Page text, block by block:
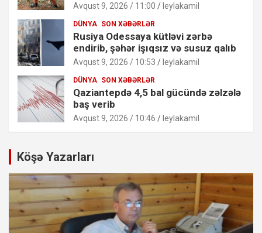
Avqust 9, 2026 / 11:00 leylakamil
DÜNYA SON XƏBƏRLƏR
Rusiya Odessaya kütləvi zərbə
endirib, şəhər işıqsız və susuz qalıb
Avqust 9, 2026 / 10:53 leylakamil
DÜNYA SON XƏBƏRLƏR
Qaziantepdə 4,5 bal gücündə zəlzələ
baş verib
Avqust 9, 2026 / 10:46 leylakamil
Köşə Yazarları